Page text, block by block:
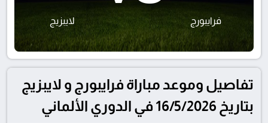
فرايبورج لايبزيج
تفاصيل وموعد مباراة فرايبورج و لايبزيج
بتاريخ 16/5/2026 في الدوري الألماني